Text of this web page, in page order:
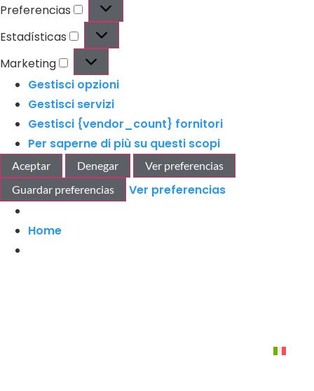
Preferencias
Estadísticas
Marketing
Gestisci opzioni
Gestisci servizi
Gestisci {vendor_count} fornitori
Per saperne di più su questi scopi
Aceptar Denegar
Ver preferencias
Guardar preferencias
Ver preferencias
Home